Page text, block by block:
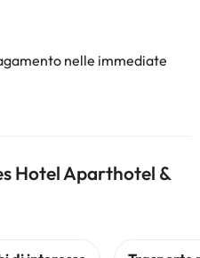
nelle immediate
Hotel Aparthotel &